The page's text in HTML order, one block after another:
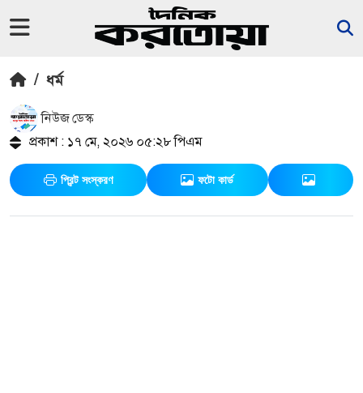
/ ধর্ম
নিউজ ডেস্ক
প্রকাশ : ১৭ মে, ২০২৬ ০৫:২৮ পিএম
প্রিন্ট সংস্করণ ফটো কার্ড